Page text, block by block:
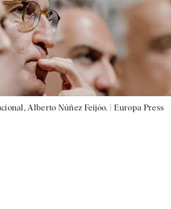
Alberto Núñez Feijóo. | Europa Press